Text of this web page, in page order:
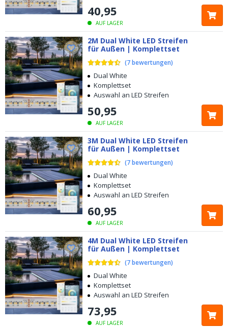
AUF LAGER
40,95
2M Dual White LED Streifen
für Außen | Komplettset
(7bewertungen)
AUF LAGER
50,95
Dual White
Komplettset
Auswahl an LED Streifen
3M Dual White LED Streifen
für Außen | Komplettset
(7bewertungen)
AUF LAGER
60,95
Dual White
Komplettset
Auswahl an LED Streifen
4M Dual White LED Streifen
für Außen | Komplettset
(7bewertungen)
AUF LAGER
73,95
Dual White
Komplettset
Auswahl an LED Streifen